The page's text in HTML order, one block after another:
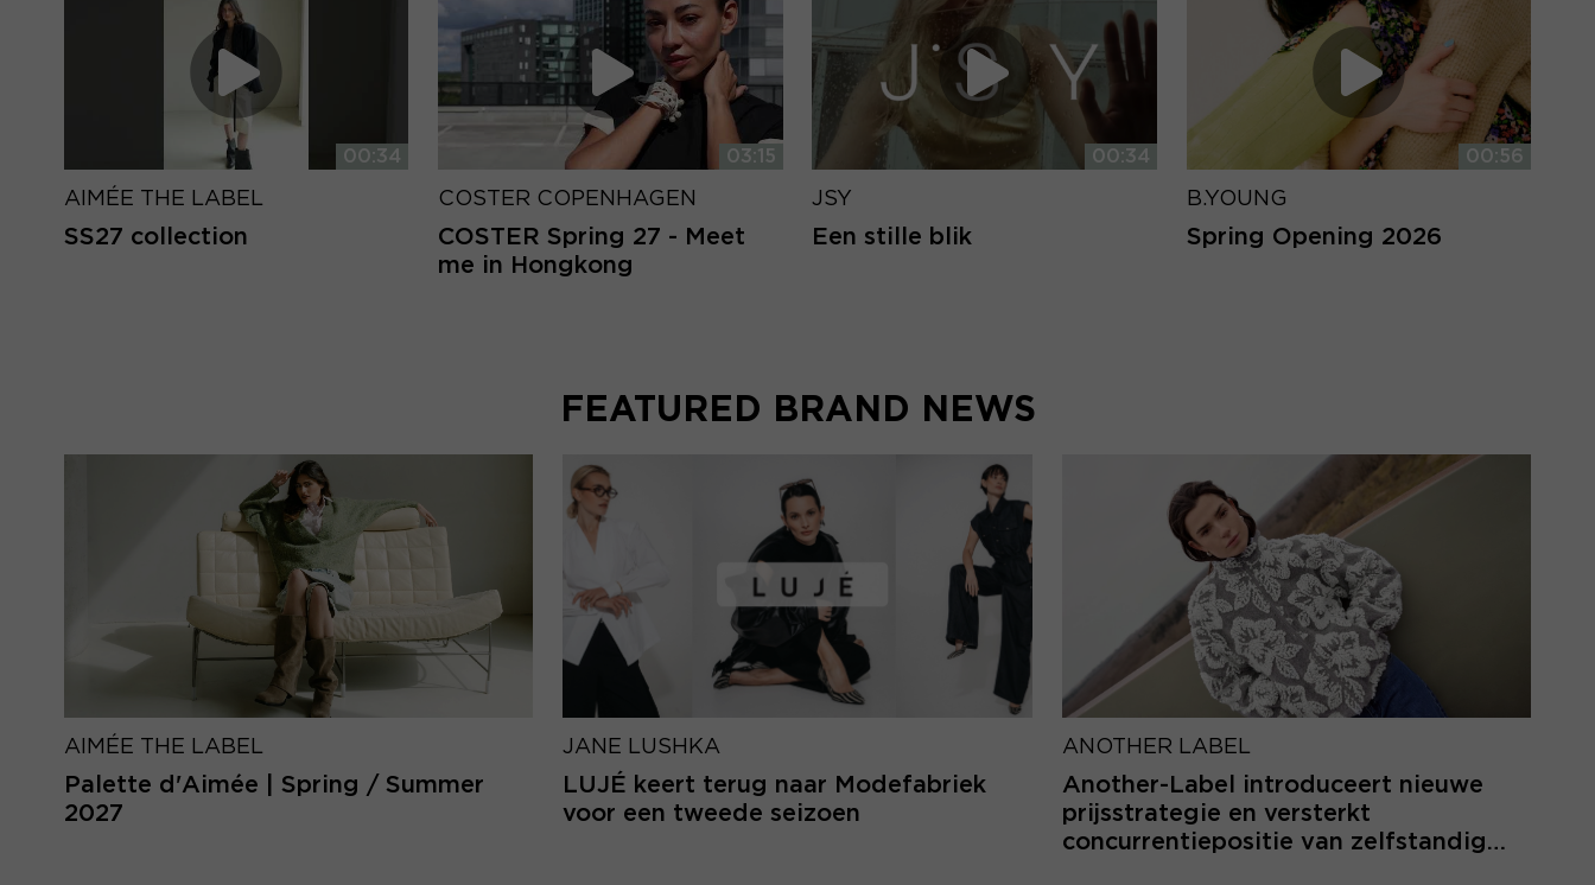
00:34
AIMÉE THE LABEL
SS27 collection
03:15
COSTER COPENHAGEN
COSTER Spring 27 - Meet
me in Hongkong
00:34
JSY
Een stille blik
00:56
B.YOUNG
Spring Opening 2026
FEATURED BRAND NEWS
AIMÉE THE LABEL
Palette d'Aimée | Spring / Summer
2027
JANE LUSHKA
LUJÉ keert terug naar Modefabriek
voor een tweede seizoen
ANOTHER LABEL
Another-Label introduceert nieuwe
prijsstrategie en versterkt
concurrentiepositie van zelfstandige